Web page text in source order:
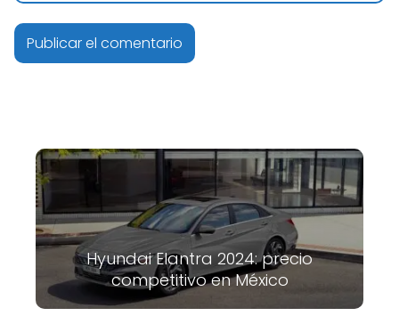
Hyundai Elantra 2024: precio
competitivo en México